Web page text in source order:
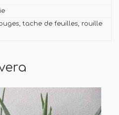
tache de feuilles, rouille